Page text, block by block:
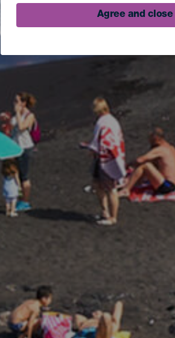
Agree and close